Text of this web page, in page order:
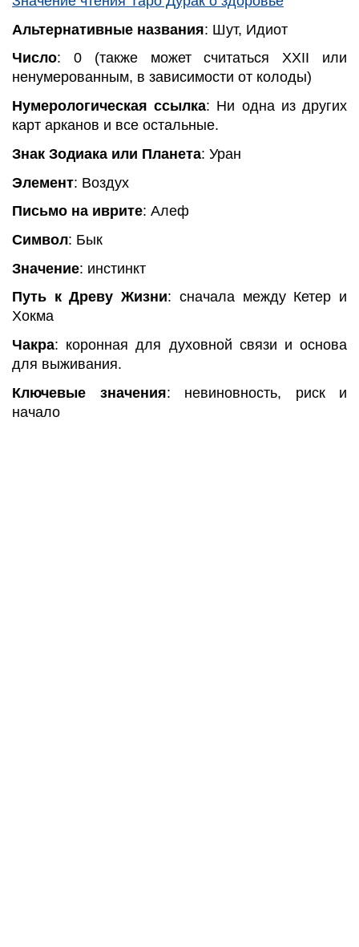
Альтернативные названия: Шут, Идиот
Число: 0 (также может считаться XXII или
ненумерованным, в зависимости от колоды)
Нумерологическая ссылка: Ни одна из других
карт арканов и все остальные.
Знак Зодиака или Планета: Уран
Элемент: Воздух
Письмо на иврите: Алеф
Символ: Бык
Значение: инстинкт
Путь к Древу Жизни: сначала между Кетер и
Хокма
Чакра: коронная для духовной связи и основа
для выживания.
Ключевые значения: невиновность, риск и
начало